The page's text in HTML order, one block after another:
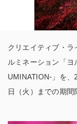
クリエイティブ・
ルミネーション「
UMINATION-」を、
日（火）までの期間